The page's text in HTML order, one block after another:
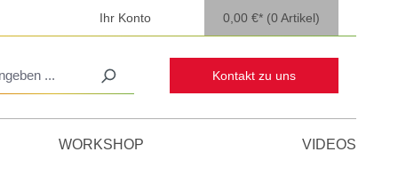
Ihr Konto 0,00 €* (0 Artikel)
Kontakt zu uns
WORKSHOP VIDEOS